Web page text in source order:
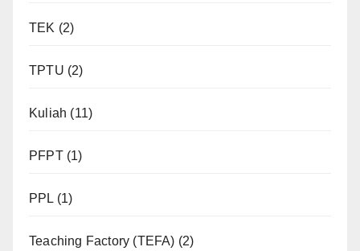
TEK (2)
TPTU (2)
Kuliah (11)
PFPT(1)
PPL (1)
Teaching Factory (TEFA) (2)